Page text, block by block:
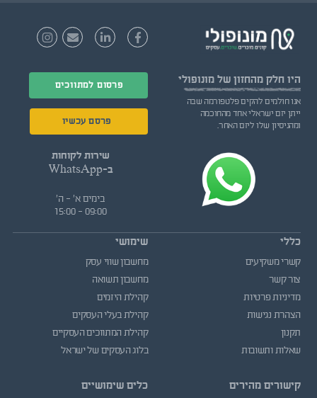
היו חלק מהחזון של מונופולי
אנו חולמים להקים פלטפורמה שבה
ייתן יזם ישראלי אחד מהחוכמה
ומהניסיון שלו ליזם האחר.
פרסום למתווכים
פרסם עכשיו
שירות לקוחות
ב-WhatsApp
בימים א' - ה'
09:00 - 15:00
כללי
קשרי משקיעים
צור קשר
מדיניות פרטיות
הצהרת נגישות
תקנון
שאלות ותשובות
קישורים מהירים
שימושי
מחשבון שווי עסק
מחשבון תשואה
קהילת היזמים
קהילת בעלי העסקים
קהילת המתווכים העסקיים
בלוג העסקים של ישראל
כלים שימושיים